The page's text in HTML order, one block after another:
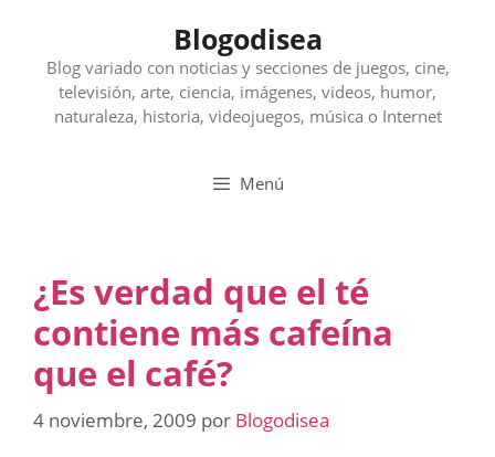
contenido
Blogodisea
Blog variado con noticias y secciones de juegos, cine,
televisión, arte, ciencia, imágenes, videos, humor,
naturaleza, historia, videojuegos, música o Internet
Menú
¿Es verdad que el té
contiene más cafeína
que el café?
4 noviembre, 2009 por Blogodisea